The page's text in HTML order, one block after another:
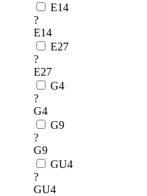
E14
?
E14
E27
?
E27
G4
?
G4
G9
?
G9
GU4
?
GU4